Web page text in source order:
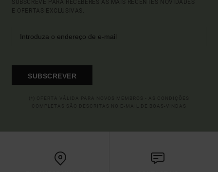
SUBSCREVE PARA RECEBERES AS MAIS RECENTES NOVIDADES
E OFERTAS EXCLUSIVAS.
SUBSCREVER